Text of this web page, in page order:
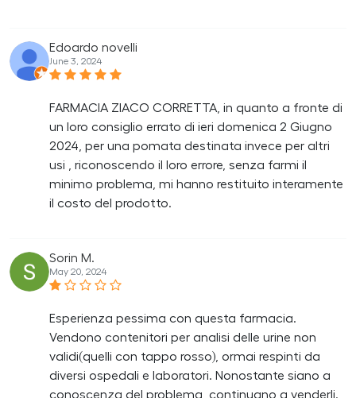
Edoardo novelli
June 3, 2024
FARMACIA ZIACO CORRETTA, in quanto a fronte di
un loro consiglio errato di ieri domenica 2 Giugno
2024, per una pomata destinata invece per altri
usi , riconoscendo il loro errore, senza farmi il
minimo problema, mi hanno restituito interamente
il costo del prodotto.
Sorin M.
May 20, 2024
Esperienza pessima con questa farmacia.
Vendono contenitori per analisi delle urine non
validi(quelli con tappo rosso), ormai respinti da
diversi ospedali e laboratori. Nonostante siano a
conoscenza del problema, continuano a venderli.